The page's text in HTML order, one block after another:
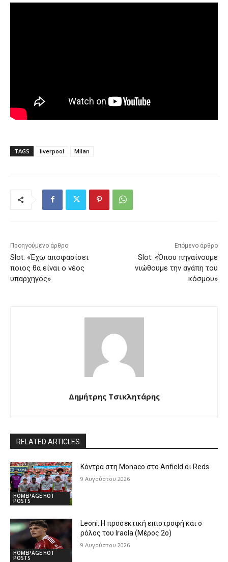
TAGS liverpool Milan
Προηγούμενο άρθρο
Slot: «Έχω αποφασίσει
ποιος θα είναι ο νέος
υπαρχηγός»
Επόμενο άρθρο
Slot: «Όπου πηγαίνουμε
νιώθουμε την αγάπη του
κόσμου»
Δημήτρης Τσικλητάρης
RELATED ARTICLES
HOMEPAGE HOT
POSTS
Κόντρα στη Monaco στο Anfield οι Reds
9 Αυγούστου 2026
HOMEPAGE HOT
POSTS
Leoni: Η προσεκτική επιστροφή και ο
ρόλος του Iraola (Μέρος 2ο)
9 Αυγούστου 2026